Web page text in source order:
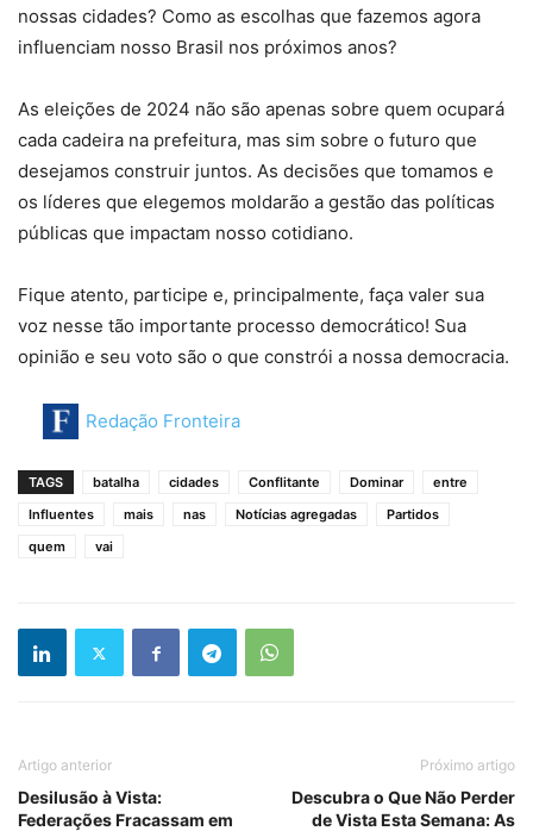
nossas cidades? Como as escolhas que fazemos agora
influenciam nosso Brasil nos próximos anos?
As eleições de 2024 não são apenas sobre quem ocupará
cada cadeira na prefeitura, mas sim sobre o futuro que
desejamos construir juntos. As decisões que tomamos e
os líderes que elegemos moldarão a gestão das políticas
públicas que impactam nosso cotidiano.
Fique atento, participe e, principalmente, faça valer sua
voz nesse tão importante processo democrático! Sua
opinião e seu voto são o que constrói a nossa democracia.
Redação Fronteira
TAGS batalha cidades Conflitante Dominar
entre
Influentes
mais nas Notícias agregadas
Partidos
quem
vai
Artigo anterior
Desilusão à Vista:
Federações Fracassam em
Próximo artigo
Descubra o Que Não Perder
de Vista Esta Semana: As